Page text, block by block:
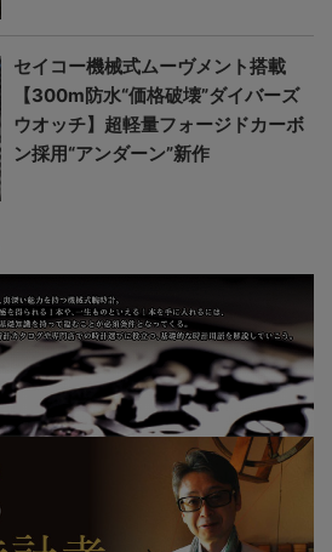
セイコー機械式ムーヴメント搭載
【300m防水“価格破壊”ダイバーズ
ウオッチ】超軽量フォージドカーボ
ン採用“アンダーン”新作